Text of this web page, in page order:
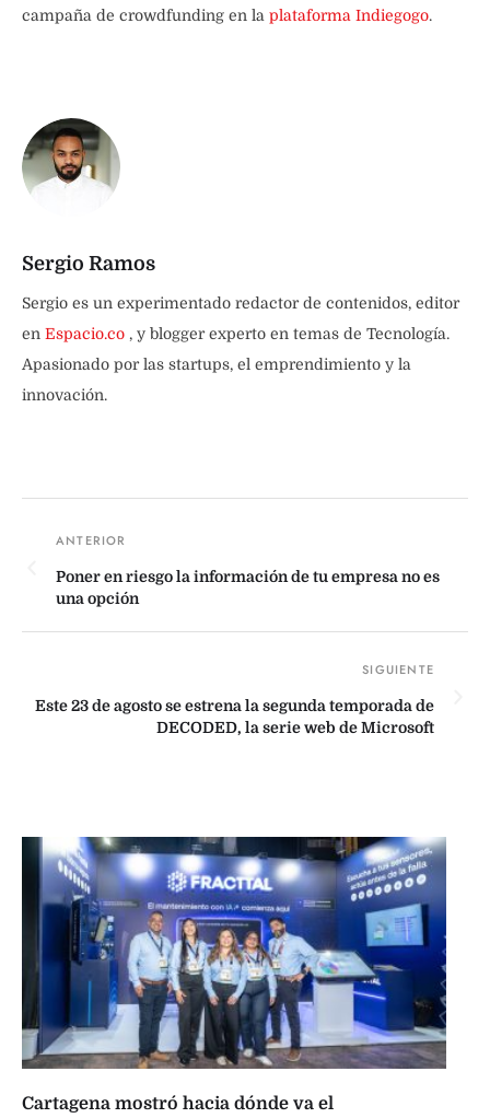
campaña de crowdfunding en la plataforma Indiegogo.
Sergio Ramos
Sergio es un experimentado redactor de contenidos, editor
en Espacio.co , y blogger experto en temas de Tecnología.
Apasionado por las startups, el emprendimiento y la
innovación.
Poner en riesgo la información de tu empresa no es
una opción
Este 23 de agosto se estrena la segunda temporada de
DECODED, la serie web de Microsoft
Cartagena mostró hacia dónde va el